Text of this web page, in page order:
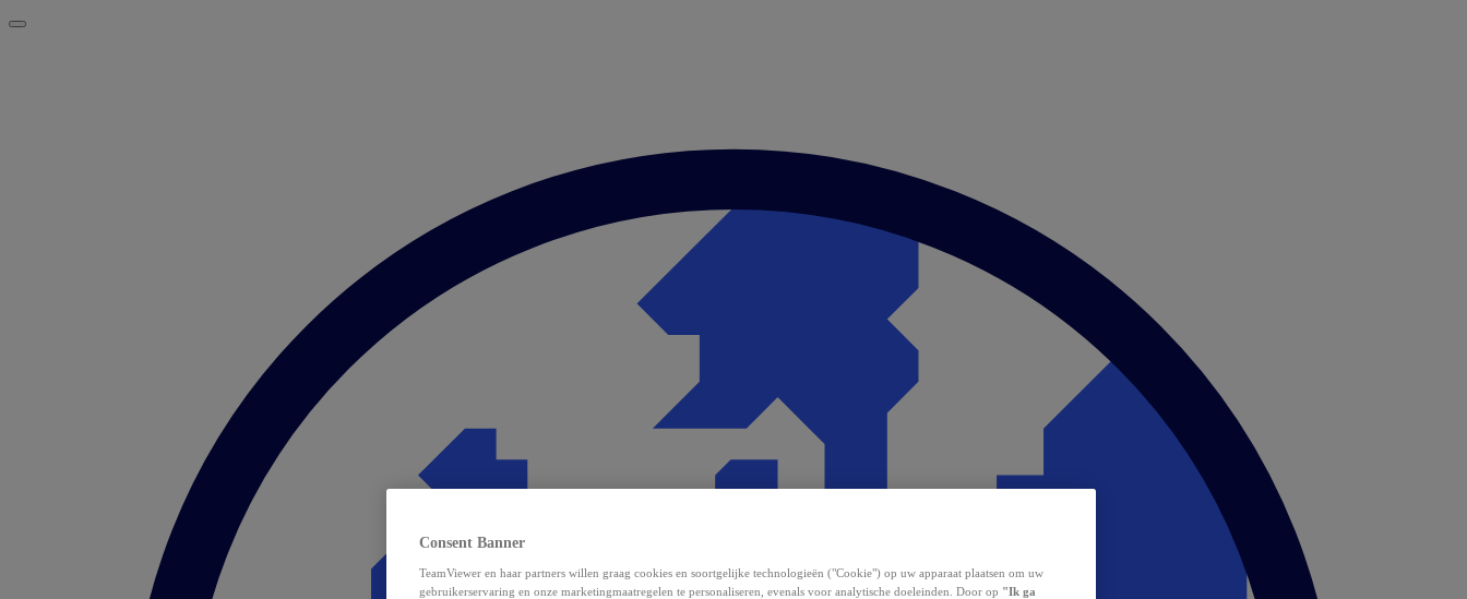
Consent Banner
TeamViewer en haar partners willen graag cookies en soortgelijke technologieën ("Cookie") op uw apparaat plaatsen om uw
gebruikerservaring en onze marketingmaatregelen te personaliseren, evenals voor analytische doeleinden. Door op "Ik ga